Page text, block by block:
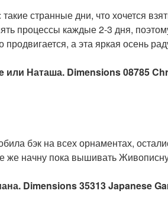
странные дни, что хочется
процессы каждые 2-3 дня,
а эта яркая осень
или Наташа. Dimensions 08785
бэк на всех орнаментах,
же начну пока вышивать
Dimensions 35313 Japanese